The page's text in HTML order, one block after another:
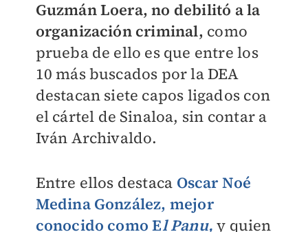
Guzmán Loera, no debilitó a la
organización criminal, como
prueba de ello es que entre los
10 más buscados por la DEA
destacan siete capos ligados con
el cártel de Sinaloa, sin contar a
Iván Archivaldo.
Entre ellos destaca Oscar Noé
Medina González, mejor
conocido como El Panu, y quien